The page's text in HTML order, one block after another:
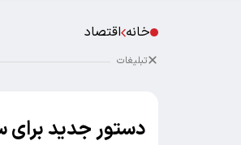
خانه اقتصاد
تبلیغات
دستور جدید